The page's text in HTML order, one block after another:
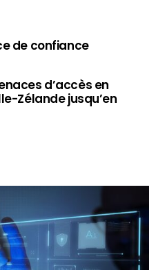
de confiance
d’accès en
Zélande jusqu’en